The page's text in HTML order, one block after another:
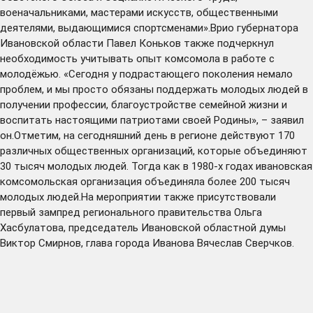
военачальниками, мастерами искусств, общественными
деятелями, выдающимися спортсменами».Врио губернатора
Ивановской области Павел Коньков также подчеркнул
необходимость учитывать опыт комсомола в работе с
молодёжью. «Сегодня у подрастающего поколения немало
проблем, и мы просто обязаны поддержать молодых людей в
получении профессии, благоустройстве семейной жизни и
воспитать настоящими патриотами своей Родины», – заявил
он.Отметим, на сегодняшний день в регионе действуют 170
различных общественных организаций, которые объединяют
30 тысяч молодых людей. Тогда как в 1980-х годах ивановская
комсомольская организация объединяла более 200 тысяч
молодых людей.На мероприятии также присутствовали
первый зампред регионального правительства Ольга
Хасбулатова, председатель Ивановской областной думы
Виктор Смирнов, глава города Иванова Вячеслав Сверчков.